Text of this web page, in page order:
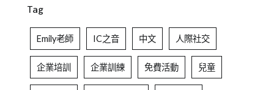
Tag
Emily老師 IC之音 中文 人際社交
企業培訓 企業訓練 免費活動 兒童